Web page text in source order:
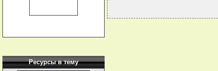
Ресурсы в тему